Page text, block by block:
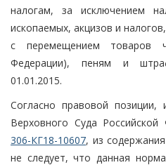
налогам, за исключением
ископаемых, акцизов и
с перемещением товаров
Федерации), пеням и
01.01.2015.
Согласно правовой позиции,
Верховного Суда
306-КГ18-10607, из
не следует, что данная